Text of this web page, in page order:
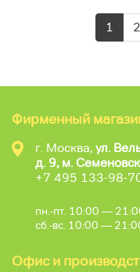
1 2
Фирменный
г. Москва, ул.
д. 9, м.
+7 495 133-98-
пн.-пт. 10:00 —
сб.-вс. 10:00 —
Офис и